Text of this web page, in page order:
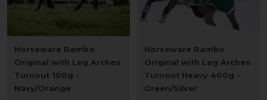
Horseware Rambo
Original with Leg Arches
Turnout 100g -
Navy/Orange
Horseware Rambo
Original with Leg Arches
Turnout Heavy 400g -
Green/Silver